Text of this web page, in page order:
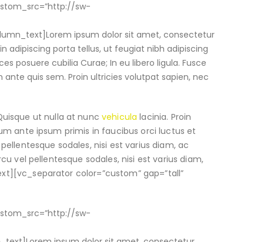
sw-
ipsum dolor sit amet, consectetur
adipiscing porta tellus, ut feugiat nibh adipiscing
posuere cubilia Curae; In eu libero ligula. Fusce
quis sem. Proin ultricies volutpat sapien, nec
ut nulla at nuncvehicula lacinia. Proin
ante ipsum primis in faucibus orci luctus et
sodales, nisi est varius diam, ac
vel pellentesque sodales, nisi est varius diam,
color=”custom” gap=”tall”
sw-